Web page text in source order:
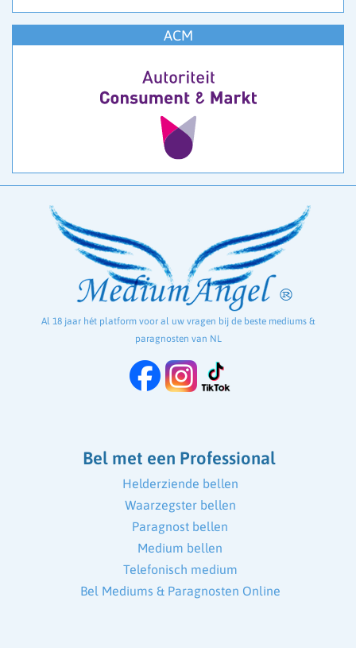
ACM
Al 18 jaar hét platform voor al uw vragen bij de beste mediums &
paragnosten van NL
Bel met een Professional
Helderziende bellen
Waarzegster bellen
Paragnost bellen
Medium bellen
Telefonisch medium
Bel Mediums & Paragnosten Online